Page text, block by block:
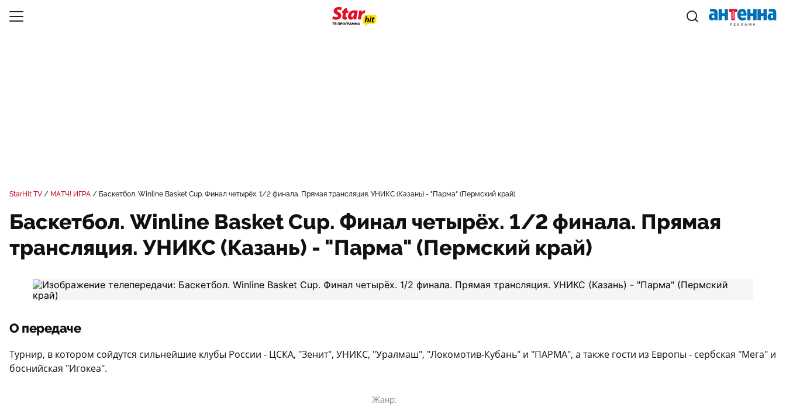
StarHit TV МАТЧ! ИГРА Баскетбол. Winline Basket Cup. Финал четырёх. 1/2 финала. Прямая трансляция. УНИКС (Казань) - "Парма" (Пермский край)
Баскетбол. Winline Basket Cup. Финал четырёх. 1/2 финала. Прямая
трансляция. УНИКС (Казань) - "Парма" (Пермский край)
О передаче
Турнир, в котором сойдутся сильнейшие клубы России - ЦСКА, "Зенит", УНИКС, "Уралмаш", "Локомотив-Кубань" и "ПАРМА", а также гости из Европы - сербская "Мега" и
боснийская "Игокеа".
Жанр: